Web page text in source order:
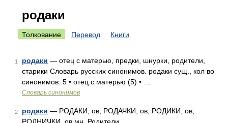
родаки
Толкование Перевод Книги
1 родаки — отец с матерью, предки, шнурки, родители,
старики Словарь русских синонимов. родаки сущ., кол во
синонимов: 5 • отец с матерью (5) • …
Словарь синонимов
2 родаки — РОДАКИ, ов, РОДАЧКИ, ов, РОДИКИ, ов,